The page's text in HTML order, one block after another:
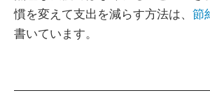
慣を変えて支出を減らす方法は、 節
書いています。